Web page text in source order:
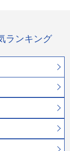
ランキング